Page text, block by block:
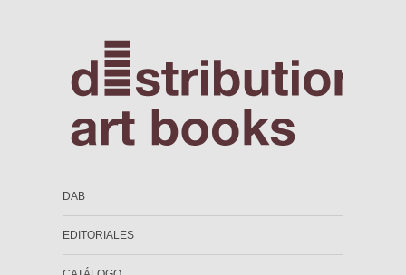
DAB
EDITORIALES